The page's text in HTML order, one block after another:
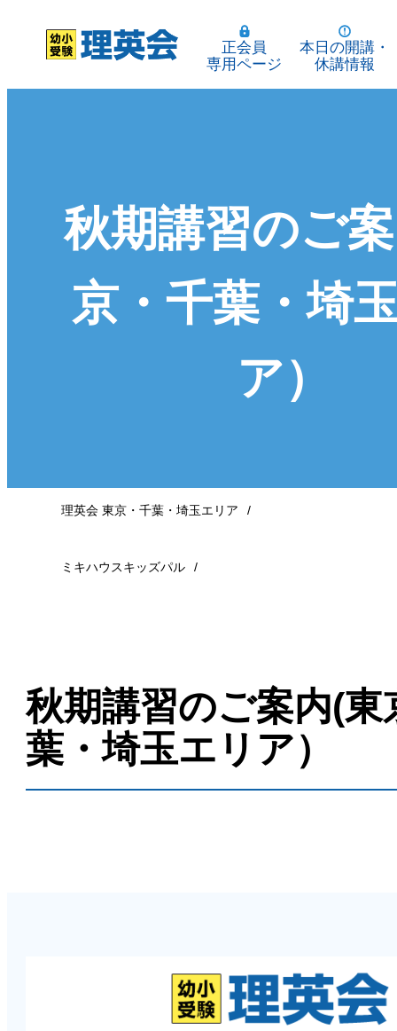
正会員
専用ページ
本日の開講・
休講情報
秋期講習のご
京・千葉・埼
ア）
理英会 東京・千葉・埼玉エリア
ミキハウスキッズパル
秋期講習のご案内(東
葉・埼玉エリア）